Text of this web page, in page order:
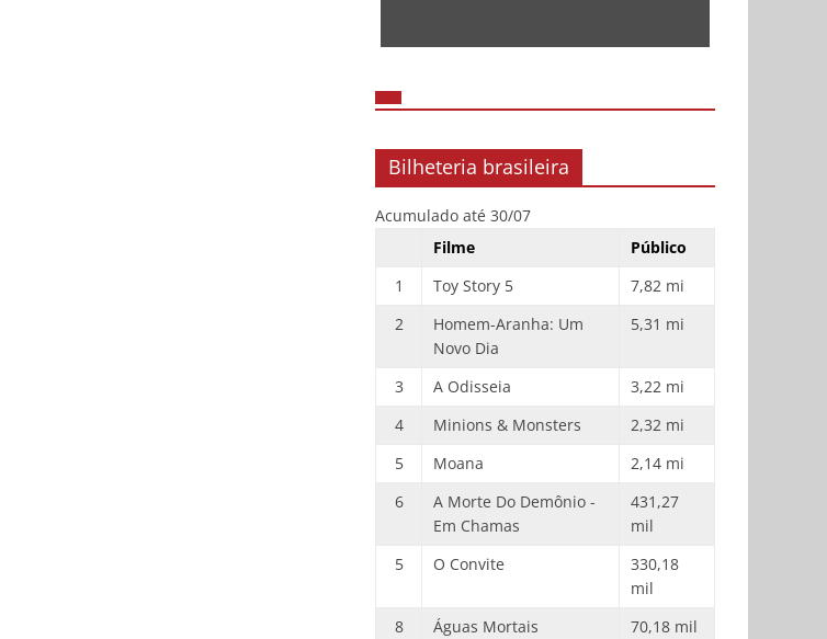
Bilheteria brasileira
Acumulado até 30/07
Filme
Público
1
Toy Story 5
7,82 mi
2
Homem-Aranha: Um
Novo Dia
5,31 mi
3 A Odisseia
3,22 mi
4
Minions & Monsters
2,32 mi
5
Moana
2,14 mi
6
A Morte Do Demônio -
Em Chamas
431,27
mil
5
O Convite
330,18
mil
8
Águas Mortais
70,18 mil